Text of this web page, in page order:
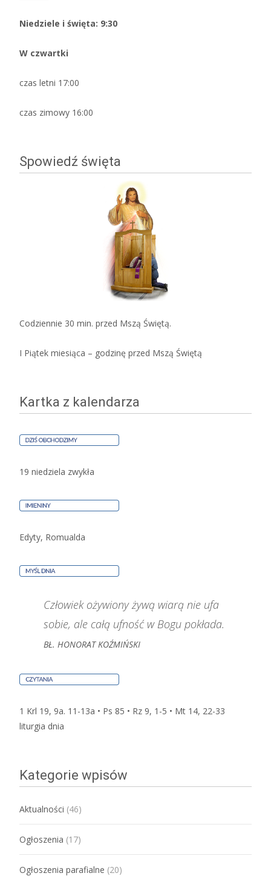
Niedziele i święta: 9:30
W czwartki
czas letni 17:00
czas zimowy 16:00
Spowiedź święta
Codziennie 30 min. przed Mszą Świętą.
I Piątek miesiąca – godzinę przed Mszą Świętą
Kartka z kalendarza
19 niedziela zwykła
Edyty, Romualda
Człowiek ożywiony żywą wiarą nie ufa
sobie, ale całą ufność w Bogu pokłada.
BŁ. HONORAT KOŹMIŃSKI
1 Krl 19, 9a. 11-13a • Ps 85 • Rz 9, 1-5 • Mt 14, 22-33
liturgia dnia
Kategorie wpisów
Aktualności (46)
Ogłoszenia (17)
Ogłoszenia parafialne (20)